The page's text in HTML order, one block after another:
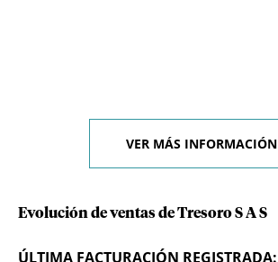
VER MÁS INFORMACIÓN
Evolución de ventas de Tresoro S A S
ÚLTIMA FACTURACIÓN REGISTRADA: